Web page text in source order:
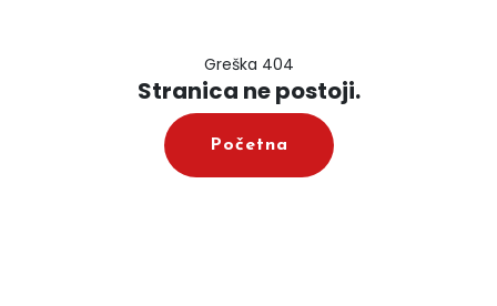
Greška 404
Stranica ne postoji.
Početna